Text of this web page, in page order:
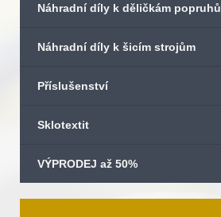
Náhradní díly k děličkám popruhů
Náhradní díly k šicím strojům
Příslušenství
Sklotextit
VÝPRODEJ až 50%